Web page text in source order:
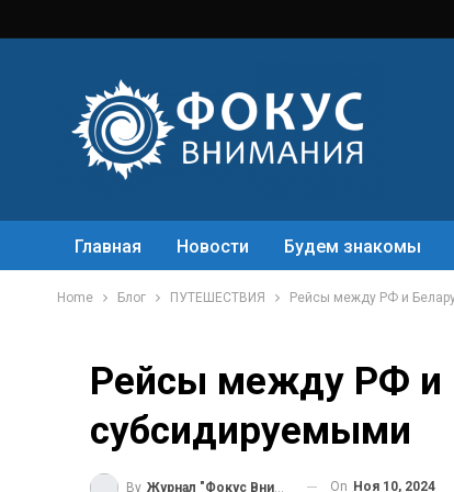
Главная Новости Будем знакомы
Home Блог ПУТЕШЕСТВИЯ Рейсы между РФ и
Рейсы между РФ и
субсидируемыми
By Журнал "Фокус Внимания" On Ноя 10, 2024